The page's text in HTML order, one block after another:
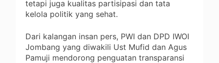
tetapi juga kualitas partisipasi dan tata
kelola politik yang sehat.
Dari kalangan insan pers, PWI dan DPD IWOI
Jombang yang diwakili Ust Mufid dan Agus
Pamuji mendorong penguatan transparansi